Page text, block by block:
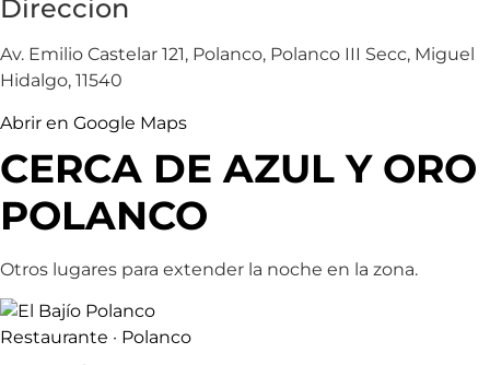
Direccion
Av. Emilio Castelar 121, Polanco, Polanco III Secc, Miguel
Hidalgo, 11540
Abrir en Google Maps
CERCA DE AZUL Y ORO
POLANCO
Otros lugares para extender la noche en la zona.
Restaurante · Polanco